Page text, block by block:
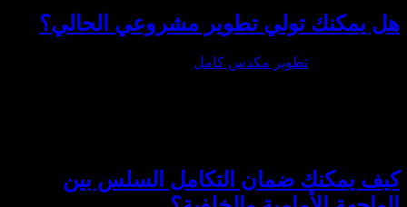
هل يمكنك تولي تطوير مشروعي الحالي؟
تطوير مكدس كامل|
كيف يمكنك ضمان التكامل السلس بين